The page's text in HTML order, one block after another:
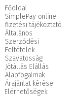
Főoldal
SimplePay online
fizetési tájékoztató
Általános
Szerződési
Feltételek
Szavatosság
Jótállás Elállás
Alapfogalmak
Árajánlat kérése
Elérhetőségek